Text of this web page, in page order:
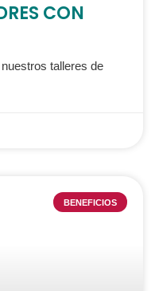
CON
talleres de
BENEFICIOS